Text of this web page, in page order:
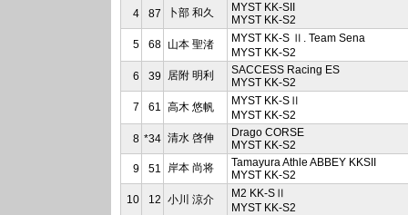
4
87 卜部 和久
MYST KK-SII
MYST KK-S2
5
68 山本 聖渚
MYST KK-S Ⅱ. Team Sena
MYST KK-S2
6
39 居附 明利
SACCESS Racing ES
MYST KK-S2
7
61 高木 悠帆
MYST KK-SⅡ
MYST KK-S2
8 *34 清水 啓伸
Drago CORSE
MYST KK-S2
9
51 岸本 尚将
Tamayura Athle ABBEY KKSII
MYST KK-S2
10
12 小川 涼介
M2 KK-SⅡ
MYST KK-S2